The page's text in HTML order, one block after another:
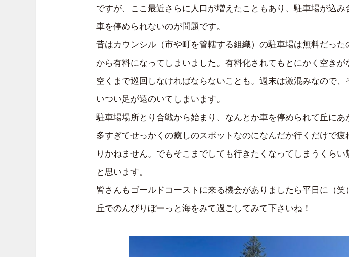
ですが、ここ最近さらに人口が増えたこともあり、駐車場が込み
車を停められないのが問題です。
昔はカウンシル（市や町を管轄する組織）の駐車場は無料だった
から有料になってしまいました。有料化されてもとにかく空きが
空くまで巡回しなければならないことも。週末は激混みなので、
いつい足が遠のいてしまいます。
駐車場場所とり合戦から始まり、なんとか車を停められて丘にあ
多すぎてせっかくの癒しのスポットなのになんだか行くだけで疲
りかねません。でもそこまでしても行きたくなってしまうくら
と思います。
皆さんもゴールドコーストに来る機会がありましたら平日に（笑
丘でのんびりぼーっと海をみて過ごしてみて下さいね！